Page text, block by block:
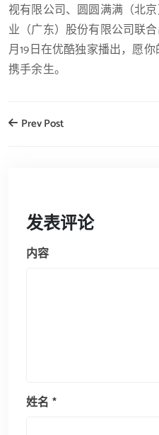
视有限公司、圆圆满满（北
业（广东）股份有限公司联
月19日在优酷独家播出，愿
携手余生。
Prev Post
发表评论
内容
姓名 *